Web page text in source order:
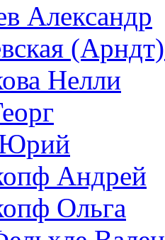
Александр
Нелли
Андрей
Ольга